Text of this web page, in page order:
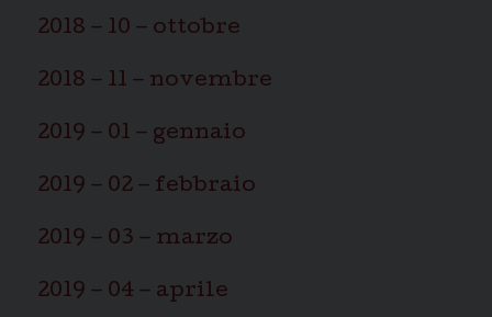
2018 – 10 – ottobre
2018 – 11 – novembre
2019 – 01 – gennaio
2019 – 02 – febbraio
2019 – 03 – marzo
2019 – 04 – aprile